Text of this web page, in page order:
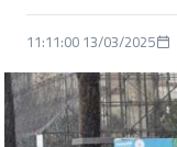
13/03/2025 11:11:00